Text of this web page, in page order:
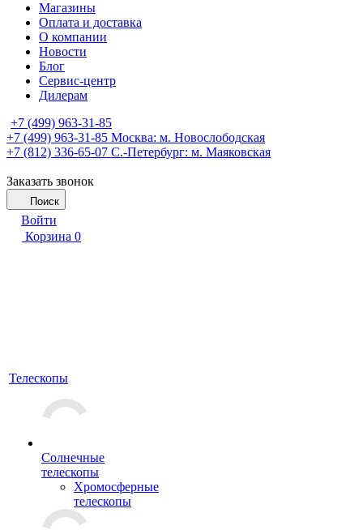
Магазины
Оплата и доставка
О компании
Новости
Блог
Сервис-центр
Дилерам
+7 (499) 963-31-85
+7 (499) 963-31-85 Москва: м. Новослободская
+7 (812) 336-65-07 С.-Петербург: м. Маяковская
Заказать звонок
Поиск
Войти
Корзина 0
Телескопы
Солнечные
телескопы
Хромосферные
телескопы